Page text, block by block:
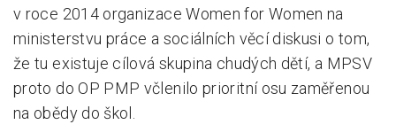
v roce 2014 organizace Women for Women na
ministerstvu práce a sociálních věcí diskusi o tom,
že tu existuje cílová skupina chudých dětí, a MPSV
proto do OP PMP včlenilo prioritní osu zaměřenou
na obědy do škol.